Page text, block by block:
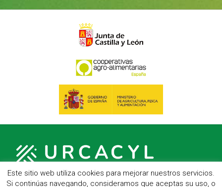
Este sitio web utiliza cookies para mejorar nuestros servicios.
Si continúas navegando, consideramos que aceptas su uso, o